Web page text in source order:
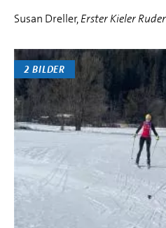
Susan Dreller,Erster Kieler
2 BILDER